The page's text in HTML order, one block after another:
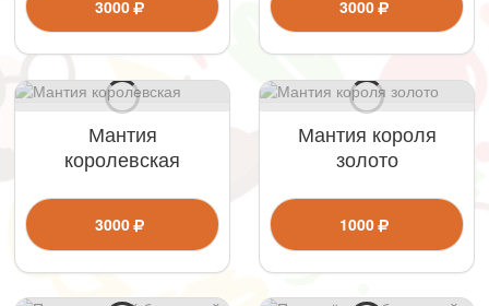
3000 3000
Мантия
королевская
3000
Мантия короля
золото
1000